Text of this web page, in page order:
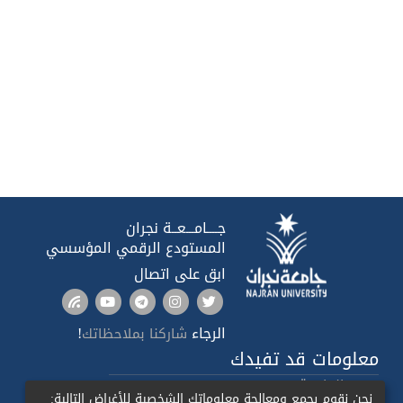
جــــامـــعــة نجران
المستودع الرقمي المؤسسي
ابق على اتصال
الرجاء شاركنا بملاحظاتك!
معلومات قد تفيدك
صدى الجامعة